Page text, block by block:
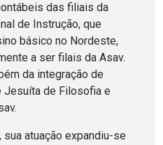
das filiais da
de Instrução, que
básico no Nordeste,
a ser filais da Asav.
da integração de
Jesuíta de Filosofia e
sua atuação expandiu-se